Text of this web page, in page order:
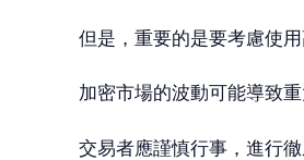
但是，重要的是要考慮使
加密市場的波動可能導致
交易者應謹慎行事，進行